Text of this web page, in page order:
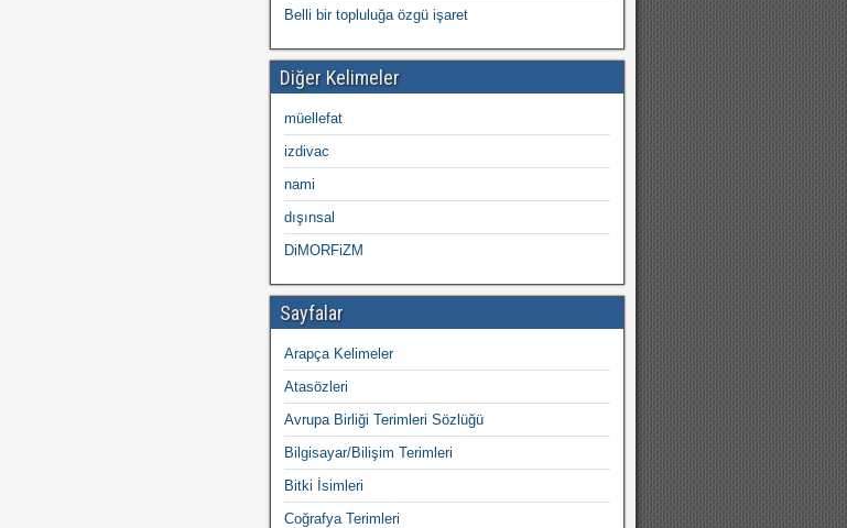
Belli bir topluluğa özgü işaret
Diğer Kelimeler
müellefat
izdivac
nami
dışınsal
DiMORFiZM
Sayfalar
Arapça Kelimeler
Atasözleri
Avrupa Birliği Terimleri Sözlüğü
Bilgisayar/Bilişim Terimleri
Bitki İsimleri
Coğrafya Terimleri